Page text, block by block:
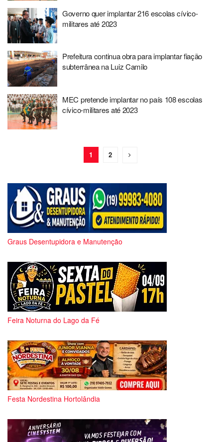
Governo quer implantar 216 escolas cívico-
militares até 2023
Prefeitura continua obra para implantar fiação
subterrânea na Luiz Camilo
MEC pretende implantar no país 108 escolas
cívico-militares até 2023
1 2
Graus Desentupidora e Manutenção
Feira Noturna do Lago da Fé
Festa Nordestina Hortolândia